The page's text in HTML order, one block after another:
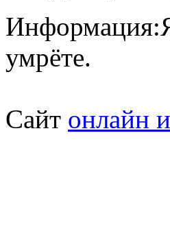
Информация:
умрёте.
Сайт онлайн